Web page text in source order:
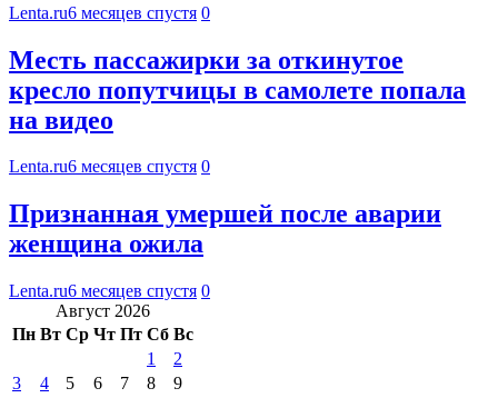
Lenta.ru6 месяцев спустя 0
Месть пассажирки за откинутое
кресло попутчицы в самолете попала
на видео
Lenta.ru6 месяцев спустя 0
Признанная умершей после аварии
женщина ожила
Lenta.ru6 месяцев спустя 0
Август 2026
Пн Вт Ср Чт Пт Сб Вс
1
2
3
4 5 6 7 8 9